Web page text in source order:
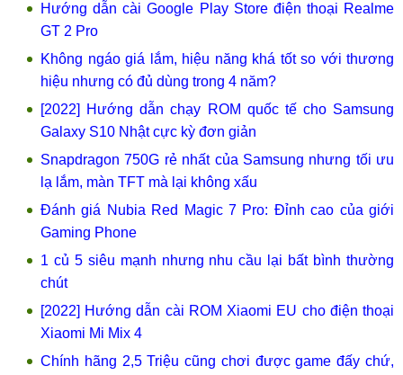
Hướng dẫn cài Google Play Store điện thoại Realme
GT 2 Pro
Không ngáo giá lắm, hiệu năng khá tốt so với thương
hiệu nhưng có đủ dùng trong 4 năm?
[2022] Hướng dẫn chạy ROM quốc tế cho Samsung
Galaxy S10 Nhật cực kỳ đơn giản
Snapdragon 750G rẻ nhất của Samsung nhưng tối ưu
lạ lắm, màn TFT mà lại không xấu
Đánh giá Nubia Red Magic 7 Pro: Đỉnh cao của giới
Gaming Phone
1 củ 5 siêu mạnh nhưng nhu cầu lại bất bình thường
chút
[2022] Hướng dẫn cài ROM Xiaomi EU cho điện thoại
Xiaomi Mi Mix 4
Chính hãng 2,5 Triệu cũng chơi được game đấy chứ,